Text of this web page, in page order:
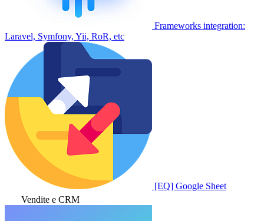
Frameworks integration:
Laravel, Symfony, Yii, RoR, etc
[EQ] Google Sheet
Vendite e CRM